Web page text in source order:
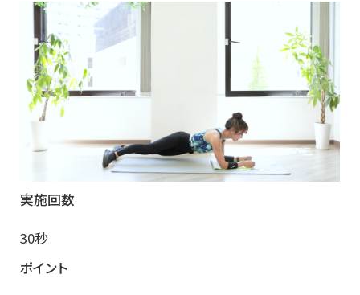
実施回数
30秒
ポイント